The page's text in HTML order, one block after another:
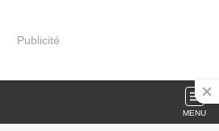
Publicité
MENU